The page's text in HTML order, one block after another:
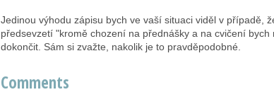
Jedinou výhodu zápisu bych ve vaší situaci viděl v případě,
předsevzetí "kromě chození na přednášky a na cvičení
dokončit. Sám si zvažte, nakolik je to pravděpodobné.
Comments